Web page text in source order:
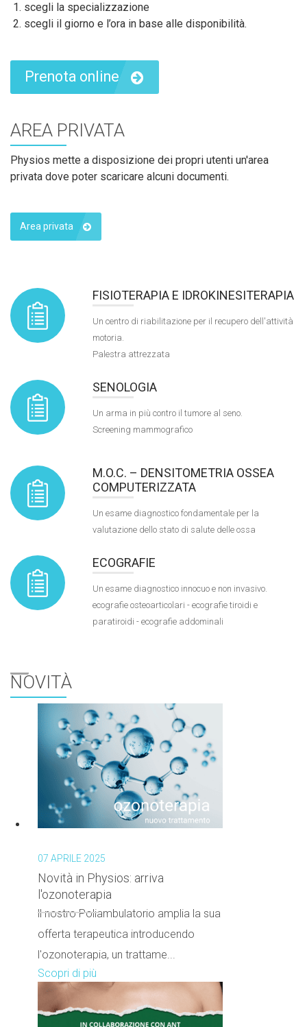
scegli la specializzazione
scegli il giorno e l’ora in base alle disponibilità.
Prenota online
AREA PRIVATA
Physios mette a disposizione dei propri utenti un'area
privata dove poter scaricare alcuni documenti.
Area privata
FISIOTERAPIA E IDROKINESITERAPIA
Un centro di riabilitazione per il recupero dell'attività
motoria.
Palestra attrezzata
SENOLOGIA
Un arma in più contro il tumore al seno.
Screening mammografico
M.O.C. – DENSITOMETRIA OSSEA
COMPUTERIZZATA
Un esame diagnostico fondamentale per la
valutazione dello stato di salute delle ossa
ECOGRAFIE
Un esame diagnostico innocuo e non invasivo.
ecografie osteoarticolari - ecografie tiroidi e
paratiroidi - ecografie addominali
NOVITÀ
07 APRILE 2025
Novità in Physios: arriva
l'ozonoterapia
ll nostro Poliambulatorio amplia la sua
offerta terapeutica introducendo
l'ozonoterapia, un trattame...
Scopri di più